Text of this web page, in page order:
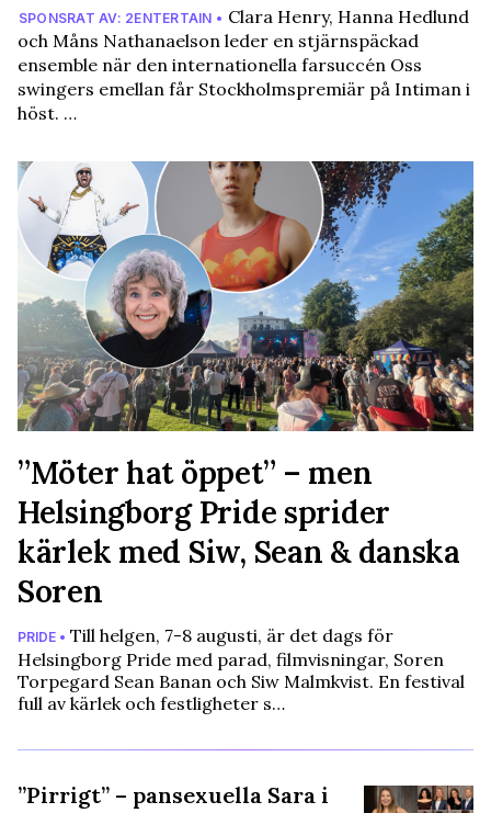
SPONSRAT AV: 2ENTERTAIN • Clara Henry, Hanna Hedlund
och Måns Nathanaelson leder en stjärnspäckad
ensemble när den internationella farsuccén Oss
swingers emellan får Stockholmspremiär på Intiman i
höst. …
”Möter hat öppet” – men
Helsingborg Pride sprider
kärlek med Siw, Sean & danska
Soren
PRIDE • Till helgen, 7-8 augusti, är det dags för
Helsingborg Pride med parad, filmvisningar, Soren
Torpegard Sean Banan och Siw Malmkvist. En festival
full av kärlek och festligheter s…
”Pirrigt” – pansexuella Sara i